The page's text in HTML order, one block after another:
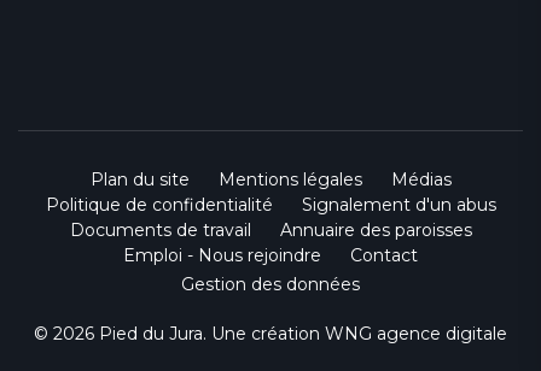
Plan du site Mentions légales
Médias
Politique de confidentialité
Signalement d'un abus
Documents de travail
Annuaire des paroisses
Emploi - Nous rejoindre
Contact
Gestion des données
© 2026 Pied du Jura. Une création WNG agence digitale